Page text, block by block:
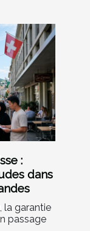
:
dans
la garantie
passage